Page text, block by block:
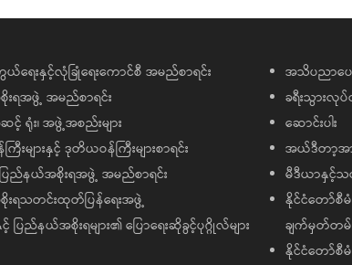
ရေးနှင့်လုံခြုံရေးကောင်စီ အမည်စာရင်း
းရအဖွဲ့ အမည်စာရင်း
ရုံး၊ အဖွဲ့အစည်းများ
းများနှင့် ဒုတိယဝန်ကြီးများစာရင်း
ြည်နယ်အစိုးရအဖွဲ့ အမည်စာရင်း
းရသတင်းထုတ်ပြန်ရေးအဖွဲ့
ပြည်နယ်အစိုးရများ၏ ပြောရေးဆိုခွင့်ပုဂ္ဂိုလ်များ
အသိပညာပ
ခရီးသွားလု
ဆောင်းပါး
အယ်ဒီတာ့အ
မီဒီယာနှင့်
နိုင်ငံတော်စီ
ချက်မှတ်တမ်း
နိုင်ငံတော်စီ